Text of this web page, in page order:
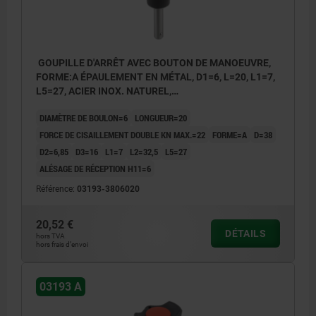
GOUPILLE D'ARRÊT AVEC BOUTON DE MANOEUVRE,
FORME:A ÉPAULEMENT EN MÉTAL, D1=6, L=20, L1=7,
L5=27, ACIER INOX. NATUREL,
COUVERCLE:ROUGE RAL3020
DIAMÈTRE DE BOULON=6
LONGUEUR=20
FORCE DE CISAILLEMENT DOUBLE KN MAX.=22
FORME=A
D=38
D2=6,85
D3=16 L1=7 L2=32,5
L5=27
ALÉSAGE DE RÉCEPTION H11=6
Référence: 03193-3806020
20,52 €
hors TVA
hors frais d’envoi
DÉTAILS
03193 A